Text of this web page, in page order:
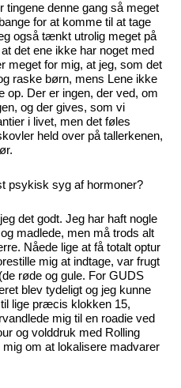
tingene denne gang så meget
for at komme til at tage
også tænkt utrolig meget på
det ene ikke har noget med
meget for mig, at jeg, som det
raske børn, mens Lene ikke
op. Der er ingen, der ved, om
og der gives, som vi
i livet, men det føles
held over på tallerkenen,
psykisk syg af hormoner?
det godt. Jeg har haft nogle
madlede, men må trods alt
Nåede lige at få totalt optur
mig at indtage, var frugt
røde og gule. For GUDS
blev tydeligt og jeg kunne
lige præcis klokken 15,
mig til en roadie ved
og volddruk med Rolling
om at lokalisere madvarer